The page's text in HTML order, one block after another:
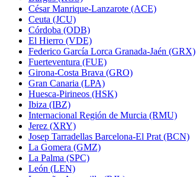
César Manrique-Lanzarote (ACE)
Ceuta (JCU)
Córdoba (ODB)
El Hierro (VDE)
Federico García Lorca Granada-Jaén (GRX)
Fuerteventura (FUE)
Girona-Costa Brava (GRO)
Gran Canaria (LPA)
Huesca-Pirineos (HSK)
Ibiza (IBZ)
Internacional Región de Murcia (RMU)
Jerez (XRY)
Josep Tarradellas Barcelona-El Prat (BCN)
La Gomera (GMZ)
La Palma (SPC)
León (LEN)